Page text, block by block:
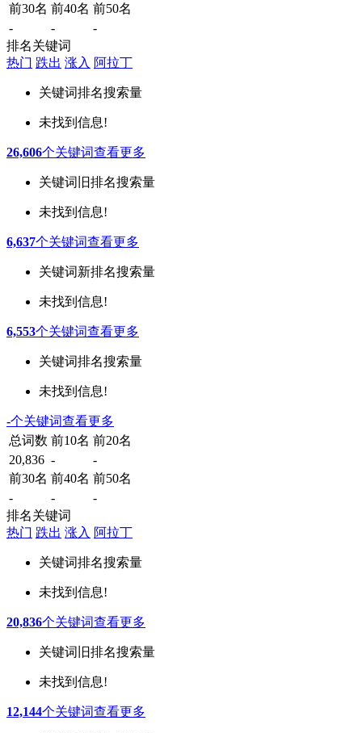
前30名 前40名 前50名
-
-
-
排名关键词
热门 跌出 涨入 阿拉丁
关键词排名搜索量
未找到信息!
26,606个关键词查看更多
关键词 旧排名搜索量
未找到信息!
6,637个关键词查看更多
关键词新排名搜索量
未找到信息!
6,553个关键词查看更多
关键词排名搜索量
未找到信息!
-个关键词查看更多
总词数 前10名 前20名
20,836 -
-
前30名 前40名 前50名
-
-
-
排名关键词
热门 跌出 涨入 阿拉丁
关键词排名搜索量
未找到信息!
20,836个关键词查看更多
关键词 旧排名搜索量
未找到信息!
12,144个关键词查看更多